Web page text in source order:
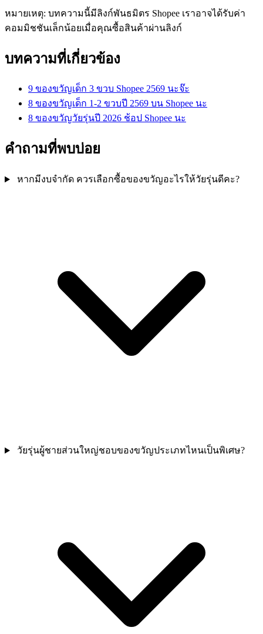
หมายเหตุ: บทความนี้มีลิงก์พันธมิตร Shopee เราอาจได้รับค่า
คอมมิชชันเล็กน้อยเมื่อคุณซื้อสินค้าผ่านลิงก์
บทความที่เกี่ยวข้อง
9 ของขวัญเด็ก 3 ขวบ Shopee 2569 นะจ๊ะ
8 ของขวัญเด็ก 1-2 ขวบปี 2569 บน Shopee นะ
8 ของขวัญวัยรุ่นปี 2026 ช้อป Shopee นะ
คำถามที่พบบ่อย
หากมีงบจำกัด ควรเลือกซื้อของขวัญอะไรให้วัยรุ่นดีคะ?
วัยรุ่นผู้ชายส่วนใหญ่ชอบของขวัญประเภทไหนเป็นพิเศษ?